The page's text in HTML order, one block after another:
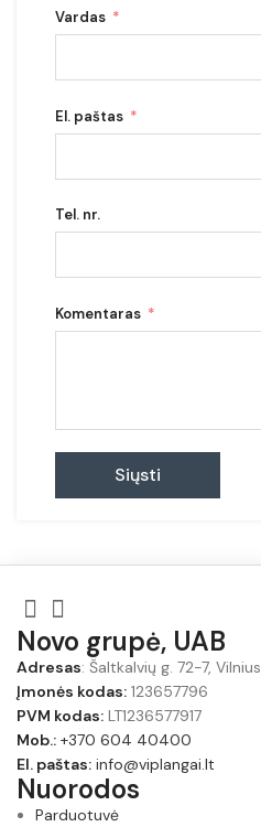
Vardas
El. paštas
Tel. nr.
Komentaras
Siųsti
Novo grupė, UAB
Adresas: Šaltkalvių g. 72-7, Vilnius
Įmonės kodas: 123657796
PVM kodas: LT1236577917
Mob.: +370 604 40400
El. paštas: info@viplangai.lt
Nuorodos
Parduotuvė